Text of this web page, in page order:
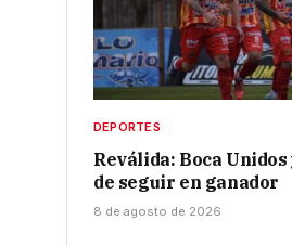
DEPORTES
Reválida: Boca
de seguir en ganador
8 de agosto de 2026